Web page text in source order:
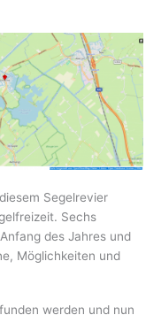
Segelrevier
Sechs
des Jahres und
Möglichkeiten und
werden und nun